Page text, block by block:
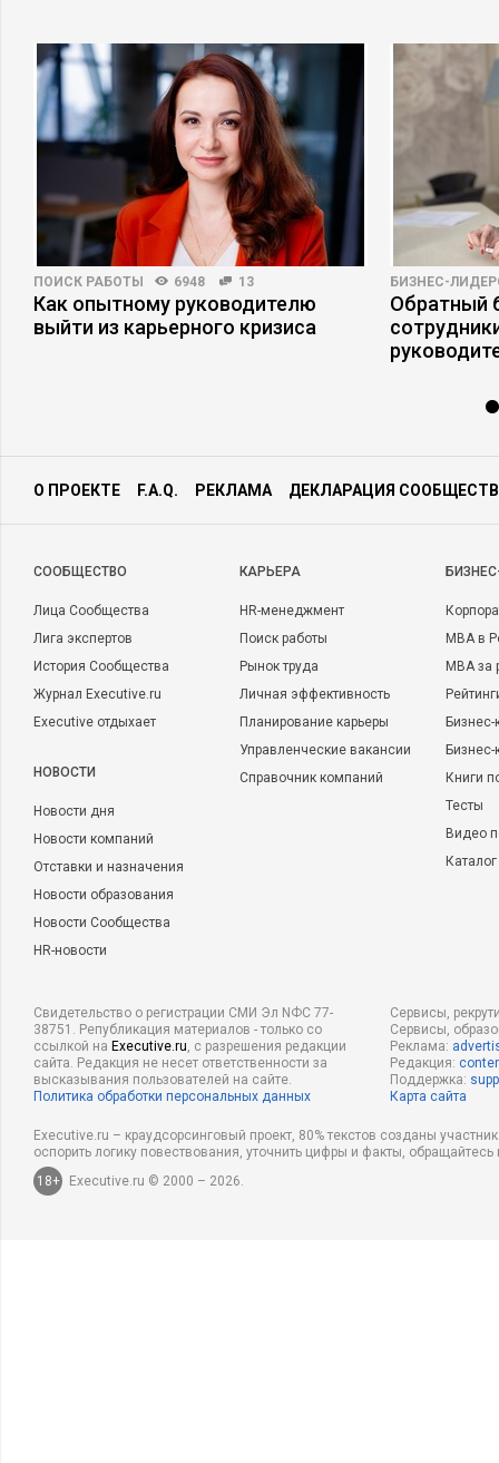
ПОИСК РАБОТЫ 6948 13
Как опытному руководителю
выйти из карьерного кризиса
БИЗНЕС-
Обратный
О ПРОЕКТЕ F.A.Q. РЕКЛАМА ДЕКЛАРАЦИЯ
CООБЩЕСТВО
Лица Сообщества
Лига экспертов
История Сообщества
Журнал Executive.ru
Executive отдыхает
НОВОСТИ
Новости дня
Новости компаний
Отставки и назначения
Новости образования
Новости Сообщества
HR-новости
КАРЬЕРА
HR-менеджмент
Поиск работы
Рынок труда
Личная эффективность
Планирование карьеры
Управленческие вакансии
Справочник компаний
MBA в
MBA
Бизнес-
Книги
Тесты
Видео
Свидетельство о регистрации СМИ Эл NФС 77-
38751. Републикация материалов - только со
ссылкой на Executive.ru, с разрешения редакции
сайта. Редакция не несет ответственности за
высказывания пользователей на сайте.
Политика обработки персональных данных
Сервисы,
Сервисы,
Реклама:
Редакция:
Поддержка:
Карта сайта
Executive.ru – краудсорсинговый проект, 80% текстов созданы
оспорить логику повествования, уточнить цифры и факты,
18+
Executive.ru © 2000 – 2026.